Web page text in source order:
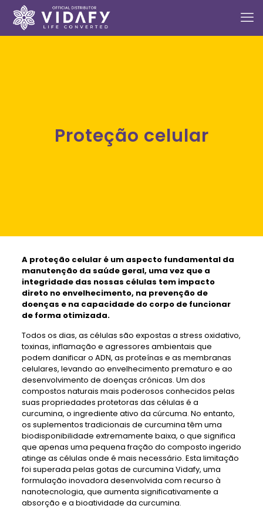
Proteção celular
A proteção celularé um aspecto fundamental da
manutenção da saúde geral, uma vez que a
integridade das nossas células tem impacto
direto no envelhecimento, na prevenção de
doenças e na capacidade do corpo de funcionar
de forma otimizada.
Todos os dias, as células são expostas a stress oxidativo,
toxinas, inflamação e agressores ambientais que
podem danificar o ADN, as proteínas e as membranas
celulares, levando ao envelhecimento prematuro e ao
desenvolvimento de doenças crónicas. Um dos
compostos naturais mais poderosos conhecidos pelas
suas propriedades protetoras das células é a
curcumina, o ingrediente ativo da cúrcuma. No entanto,
os suplementos tradicionais de curcumina têm uma
biodisponibilidade extremamente baixa, o que significa
que apenas uma pequena fração do composto ingerido
atinge as células onde é mais necessário. Esta limitação
foi superada pelas gotas de curcumina Vidafy, uma
formulação inovadora desenvolvida com recurso à
nanotecnologia, que aumenta significativamente a
absorção e a bioatividade da curcumina.